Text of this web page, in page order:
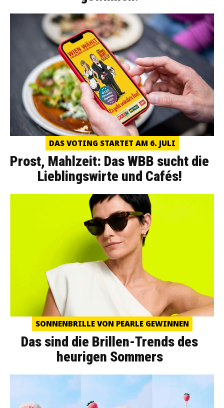
DAS VOTING STARTET AM 6. JULI
Prost, Mahlzeit: Das WBB sucht die
Lieblingswirte und Cafés!
SONNENBRILLE VON PEARLE GEWINNEN
Das sind die Brillen-Trends des
heurigen Sommers